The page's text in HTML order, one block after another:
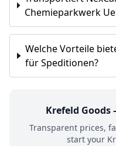
Chemieparkwerk
Welche Vorteile
für Speditionen?
Krefeld Goods
Transparent prices,
start your